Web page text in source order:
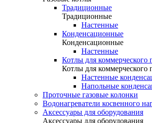
Традиционные
Традиционные
Настенные
Конденсационные
Конденсационные
Настенные
Котлы для коммерческого
Котлы для коммерческого
Настенные
Напольные
Проточные газовые колонки
Водонагреватели косвенного
Аксессуары для оборудования
Аксессуары для оборудования